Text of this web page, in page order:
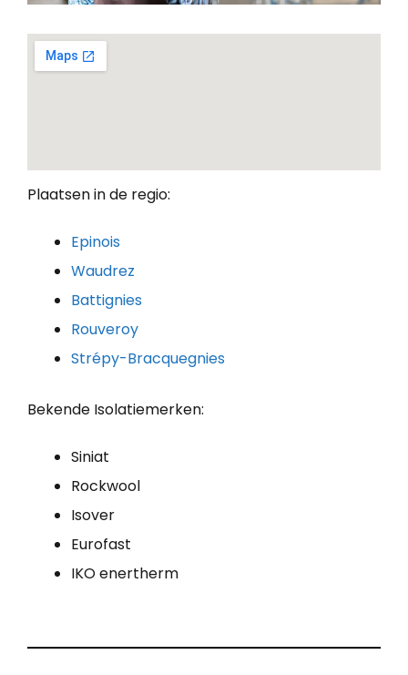
Plaatsen in de regio:
Epinois
Waudrez
Battignies
Rouveroy
Strépy-Bracquegnies
Bekende Isolatiemerken:
Siniat
Rockwool
Isover
Eurofast
IKO enertherm